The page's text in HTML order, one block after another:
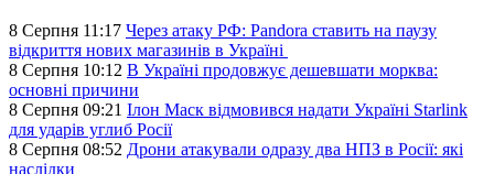
8 Серпня 11:17 Через атаку РФ: Pandora ставить на паузу
відкриття нових магазинів в Україні
8 Серпня 10:12 В Україні продовжує дешевшати морква:
основні причини
8 Серпня 09:21 Ілон Маск відмовився надати Україні Starlink
для ударів углиб Росії
8 Серпня 08:52 Дрони атакували одразу два НПЗ в Росії: які
наслідки